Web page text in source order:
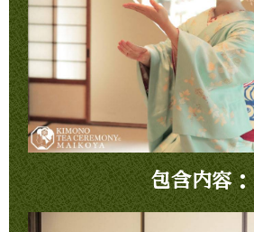
包含内容：